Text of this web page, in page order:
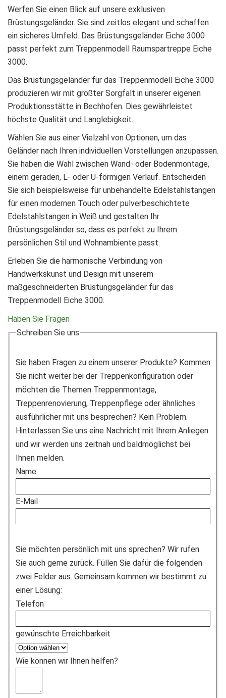
Werfen Sie einen Blick auf unsere exklusiven
Brüstungsgeländer. Sie sind zeitlos elegant und schaffen
ein sicheres Umfeld. Das Brüstungsgeländer Eiche 3000
passt perfekt zum Treppenmodell Raumspartreppe Eiche
3000.
Das Brüstungsgeländer für das Treppenmodell Eiche 3000
produzieren wir mit größter Sorgfalt in unserer eigenen
Produktionsstätte in Bechhofen. Dies gewährleistet
höchste Qualität und Langlebigkeit.
Wählen Sie aus einer Vielzahl von Optionen, um das
Geländer nach Ihren individuellen Vorstellungen anzupassen.
Sie haben die Wahl zwischen Wand- oder Bodenmontage,
einem geraden, L- oder U-förmigen Verlauf. Entscheiden
Sie sich beispielsweise für unbehandelte Edelstahlstangen
für einen modernen Touch oder pulverbeschichtete
Edelstahlstangen in Weiß und gestalten Ihr
Brüstungsgeländer so, dass es perfekt zu Ihrem
persönlichen Stil und Wohnambiente passt.
Erleben Sie die harmonische Verbindung von
Handwerkskunst und Design mit unserem
maßgeschneiderten Brüstungsgeländer für das
Treppenmodell Eiche 3000.
Haben Sie Fragen
Schreiben Sie uns
Sie haben Fragen zu einem unserer Produkte? Kommen
Sie nicht weiter bei der Treppenkonfiguration oder
möchten die Themen Treppenmontage,
Treppenrenovierung, Treppenpflege oder ähnliches
ausführlicher mit uns besprechen? Kein Problem.
Hinterlassen Sie uns eine Nachricht mit Ihrem Anliegen
und wir werden uns zeitnah und baldmöglichst bei
Ihnen melden.
Name
E-Mail
Sie möchten persönlich mit uns sprechen? Wir rufen
Sie auch gerne zurück. Füllen Sie dafür die folgenden
zwei Felder aus. Gemeinsam kommen wir bestimmt zu
einer Lösung:
Telefon
gewünschte Erreichbarkeit
Wie können wir Ihnen helfen?